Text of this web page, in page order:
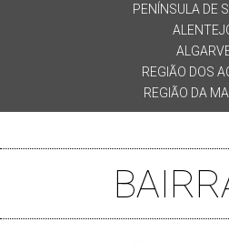
PENÍNSULA DE
REGIÃO DOS
REGIÃO DA